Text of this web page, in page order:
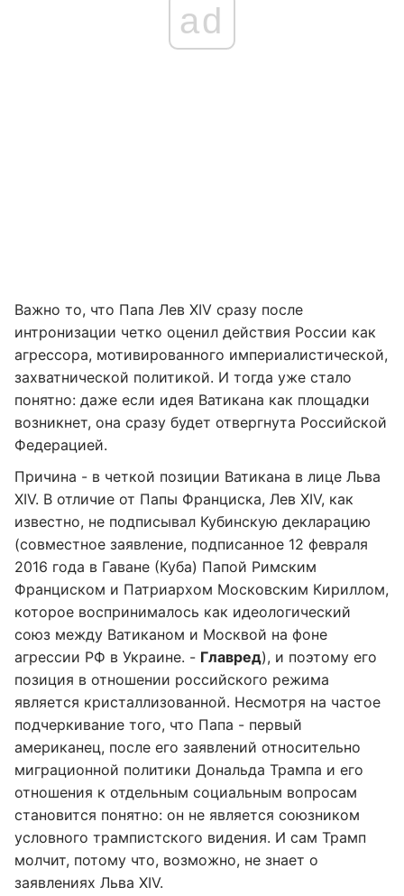
ad
Важно то, что Папа Лев XIV сразу после
интронизации четко оценил действия России как
агрессора, мотивированного империалистической,
захватнической политикой. И тогда уже стало
понятно: даже если идея Ватикана как площадки
возникнет, она сразу будет отвергнута Российской
Федерацией.
Причина - в четкой позиции Ватикана в лице Льва
XIV. В отличие от Папы Франциска, Лев XIV, как
известно, не подписывал Кубинскую декларацию
(совместное заявление, подписанное 12 февраля
2016 года в Гаване (Куба) Папой Римским
Франциском и Патриархом Московским Кириллом,
которое воспринималось как идеологический
союз между Ватиканом и Москвой на фоне
агрессии РФ в Украине. - Главред), и поэтому его
позиция в отношении российского режима
является кристаллизованной. Несмотря на частое
подчеркивание того, что Папа - первый
американец, после его заявлений относительно
миграционной политики Дональда Трампа и его
отношения к отдельным социальным вопросам
становится понятно: он не является союзником
условного трампистского видения. И сам Трамп
молчит, потому что, возможно, не знает о
заявлениях Льва XIV.